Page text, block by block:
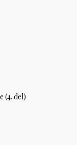
(4. del)